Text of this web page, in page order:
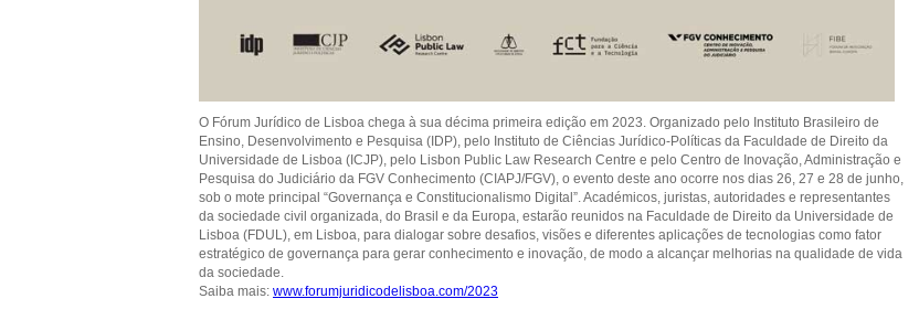
O Fórum Jurídico de Lisboa chega à sua décima primeira edição em 2023. Organizado pelo Instituto Brasileiro de
Ensino, Desenvolvimento e Pesquisa (IDP), pelo Instituto de Ciências Jurídico-Políticas da Faculdade de Direito da
Universidade de Lisboa (ICJP), pelo Lisbon Public Law Research Centre e pelo Centro de Inovação, Administração e
Pesquisa do Judiciário da FGV Conhecimento (CIAPJ/FGV), o evento deste ano ocorre nos dias 26, 27 e 28 de junho,
sob o mote principal “Governança e Constitucionalismo Digital”. Académicos, juristas, autoridades e representantes
da sociedade civil organizada, do Brasil e da Europa, estarão reunidos na Faculdade de Direito da Universidade de
Lisboa (FDUL), em Lisboa, para dialogar sobre desafios, visões e diferentes aplicações de tecnologias como fator
estratégico de governança para gerar conhecimento e inovação, de modo a alcançar melhorias na qualidade de vida
da sociedade.
Saiba mais: www.forumjuridicodelisboa.com/2023